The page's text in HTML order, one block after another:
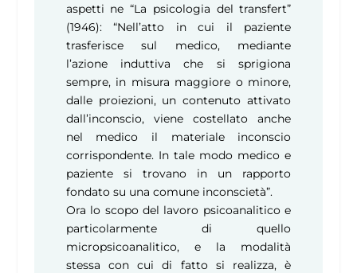
aspetti ne “La psicologia del transfert”
(1946): “Nell’atto in cui il paziente
trasferisce sul medico, mediante
l’azione induttiva che si sprigiona
sempre, in misura maggiore o minore,
dalle proiezioni, un contenuto attivato
dall’inconscio, viene costellato anche
nel medico il materiale inconscio
corrispondente. In tale modo medico e
paziente si trovano in un rapporto
fondato su una comune inconscietà”.
Ora lo scopo del lavoro psicoanalitico e
particolarmente di quello
micropsicoanalitico, e la modalità
stessa con cui di fatto si realizza, è